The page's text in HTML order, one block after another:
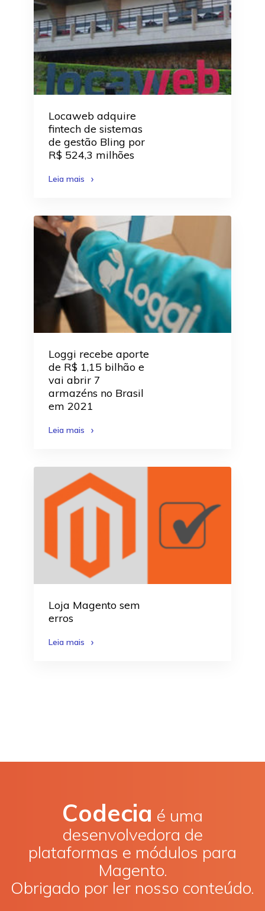
Locaweb adquire
fintech de sistemas
de gestão Bling por
R$ 524,3 milhões
Leia mais
Loggi recebe aporte
de R$ 1,15 bilhão e
vai abrir 7
armazéns no Brasil
em 2021
Leia mais
Loja Magento sem
erros
Leia mais
Codecia é uma
desenvolvedora de
plataformas e módulos para
Magento.
Obrigado por ler nosso conteúdo.